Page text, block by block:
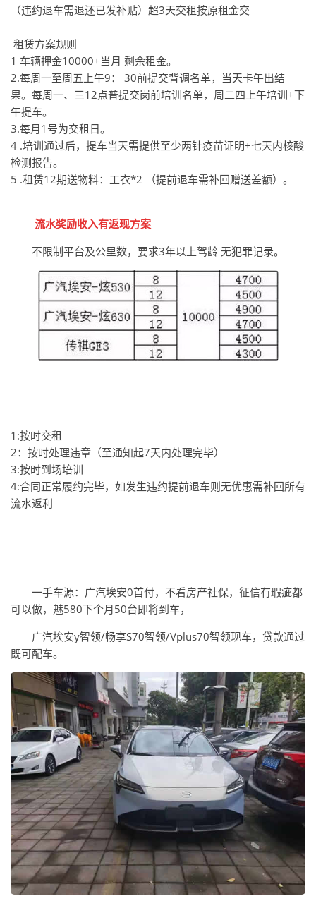
（违约退车需退还已发补贴）超3天交租按原租金交
租赁方案规则
1 车辆押金10000+当月 剩余租金。
2.每周一至周五上午9： 30前提交背调名单，当天卡午出结
果。每周一、三12点普提交岗前培训名单，周二四上午培训+下
午提车。
3.每月1号为交租日。
4 .培训通过后，提车当天需提供至少两针疫苗证明+七天内核酸
检测报告。
5 .租赁12期送物料：工衣*2 （提前退车需补回赠送差额）。
流水奖励收入有返现方案
不限制平台及公里数，要求3年以上驾龄 无犯罪记录。
1:按时交租
2：按时处理违章（至通知起7天内处理完毕）
3:按时到场培训
4:合同正常履约完毕，如发生违约提前退车则无优惠需补回所有
流水返利
一手车源：广汽埃安0首付，不看房产社保，征信有瑕疵都
可以做，魅580下个月50台即将到车，
广汽埃安y智领/畅享S70智领/Vplus70智领现车，贷款通过
既可配车。